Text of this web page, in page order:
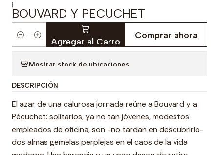
|
BOUVARD Y PECUCHET
Cantidad Agregar al Carro
Comprar ahora
Mostrar stock de ubicaciones
DESCRIPCIÓN
El azar de una calurosa jornada reúne a Bouvard y a
Pécuchet: solitarios, ya no tan jóvenes, modestos
empleados de oficina, son -no tardan en descubrirlo-
dos almas gemelas perplejas en el caos de la vida